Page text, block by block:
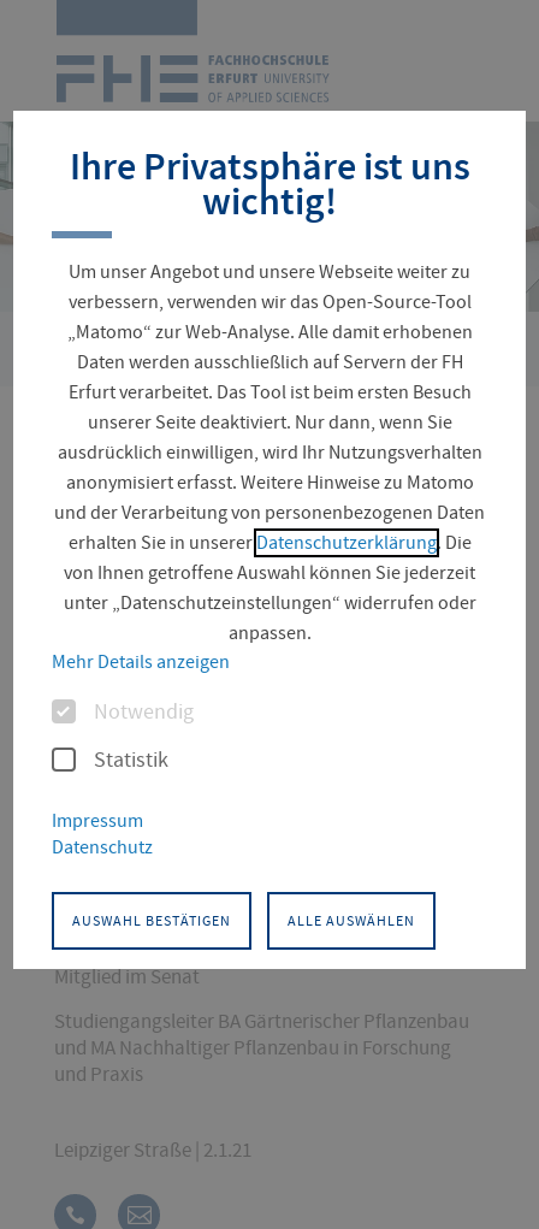
Navigation
überspringen
Sie
sind
hier:
Personenverzeichnis › Schwerdtner, Wim
Prof. Dr. Wim Schwerdtner
Gartenbau Landschaftsarchitektur, Gartenbau und Forst
Einzelhandel
Mitglied im Senat
Studiengangsleiter BA Gärtnerischer Pflanzenbau
und MA Nachhaltiger Pflanzenbau in Forschung
und Praxis
Leipziger Straße | 2.1.21
Ihre Privatsphäre ist uns
wichtig!
Um unser Angebot und unsere Webseite weiter zu
verbessern, verwenden wir das Open-Source-Tool
„Matomo“ zur Web-Analyse. Alle damit erhobenen
Daten werden ausschließlich auf Servern der FH
Erfurt verarbeitet. Das Tool ist beim ersten Besuch
unserer Seite deaktiviert. Nur dann, wenn Sie
ausdrücklich einwilligen, wird Ihr Nutzungsverhalten
anonymisiert erfasst. Weitere Hinweise zu Matomo
und der Verarbeitung von personenbezogenen Daten
erhalten Sie in unserer Datenschutzerklärung. Die
von Ihnen getroffene Auswahl können Sie jederzeit
unter „Datenschutzeinstellungen“ widerrufen oder
anpassen.
Mehr Details anzeigen
OptionenNotwendig
Statistik
Impressum
Datenschutz
AUSWAHL BESTÄTIGEN ALLE AUSWÄHLEN